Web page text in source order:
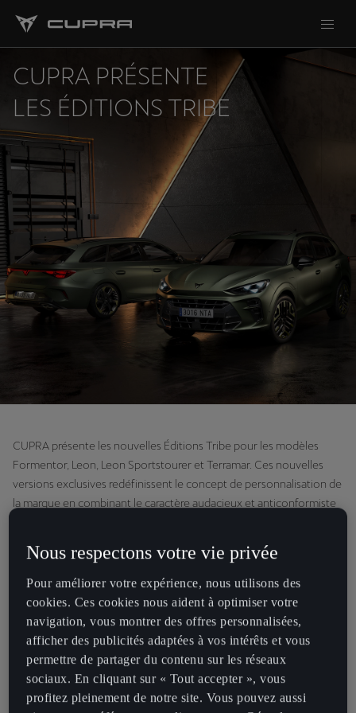
CUPRA PRÉSENTE
LES ÉDITIONS TRIBE
CUPRA présente les nouvelles Éditions Tribe pour les modèles
Formentor, Leon, Leon Sportstourer et Terramar. Ces nouvelles
versions exclusives redéfinissent le concept de personnalisation de
la marque en combinant le caractère audacieux et anticonformiste
clients qui recherchent non seulement un design frappant et
différent, mais exigent également une approche contemporaine et
visionnaire de la durabilité.
Cette nouvelle gamme répond à ces deux exigences grâce à une
série de mises à jour significatives pour l’extérieur et l’intérieur des
véhicules.
Nous respectons votre vie privée
Pour améliorer votre expérience, nous utilisons des
cookies. Ces cookies nous aident à optimiser votre
navigation, vous montrer des offres personnalisées,
afficher des publicités adaptées à vos intérêts et vous
permettre de partager du contenu sur les réseaux
sociaux. En cliquant sur « Tout accepter », vous
profitez pleinement de notre site. Vous pouvez aussi